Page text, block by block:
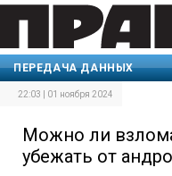
ПЕРЕДАЧА ДАННЫХ
22:03 | 01 ноября 2024
Можно ли
убежать от